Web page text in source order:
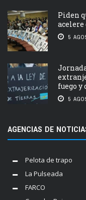
Piden
5
fuego y
5
AGENCIAS DE
Pelota de trapo
La Pulseada
FARCO